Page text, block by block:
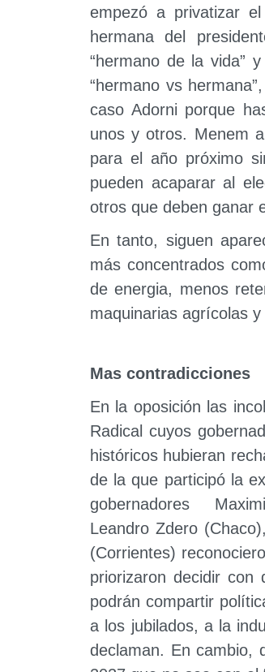
empezó a privatizar
hermana del
“hermano de la vida”
“hermano vs
caso Adorni porque
unos y otros. Menem
para el año próximo
pueden acaparar al
otros que deben ganar
En tanto, siguen
más concentrados
de energia, menos
maquinarias agrícolas
Mas contradicciones
En la oposición las
Radical cuyos
históricos hubieran
de la que participó la
gobernadores
Leandro Zdero
(Corrientes)
priorizaron decidir
podrán compartir
a los jubilados, a la
declaman. En cambio,